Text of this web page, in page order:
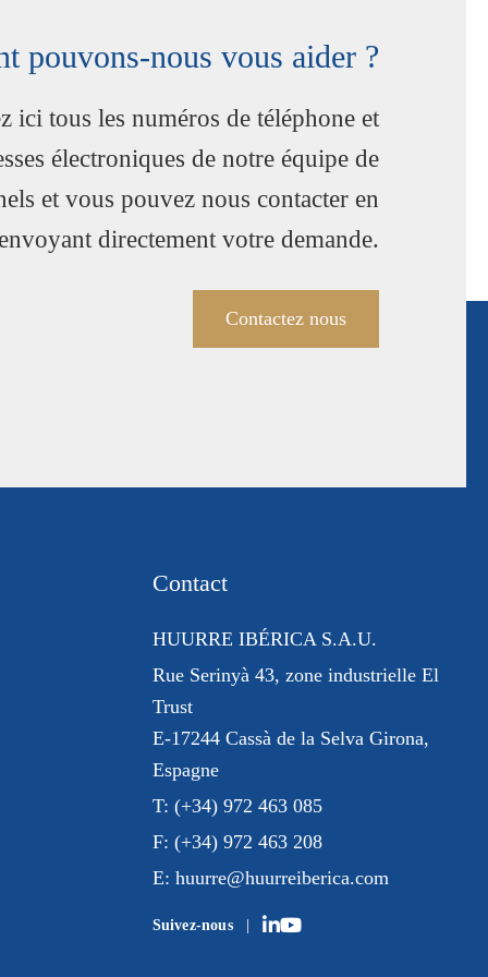
pouvons-nous vous aider ?
ici tous les numéros de téléphone et
électroniques de notre équipe de
et vous pouvez nous contacter en
envoyant directement votre demande.
Contactez nous
Contact
HUURRE IBÉRICA S.A.U.
Rue Serinyà 43, zone industrielle El
Trust
E-17244 Cassà de la Selva Girona,
Espagne
T: (+34) 972 463 085
F: (+34) 972 463 208
E: huurre@huurreiberica.com
Suivez-nous